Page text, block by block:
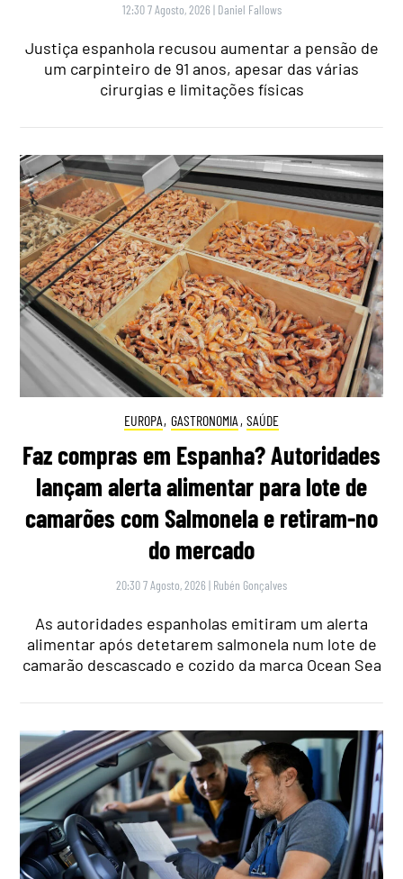
12:30 7 Agosto, 2026 | Daniel Fallows
Justiça espanhola recusou aumentar a pensão de
um carpinteiro de 91 anos, apesar das várias
cirurgias e limitações físicas
EUROPA, GASTRONOMIA , SAÚDE
Faz compras em Espanha? Autoridades
lançam alerta alimentar para lote de
camarões com Salmonela e retiram-no
do mercado
20:30 7 Agosto, 2026 | Rubén Gonçalves
As autoridades espanholas emitiram um alerta
alimentar após detetarem salmonela num lote de
camarão descascado e cozido da marca Ocean Sea